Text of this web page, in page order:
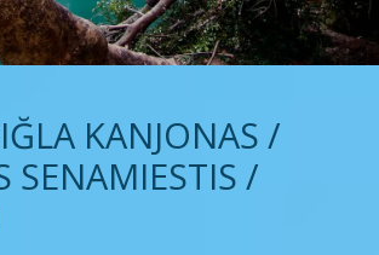
KANJONAS /
SENAMIESTIS /